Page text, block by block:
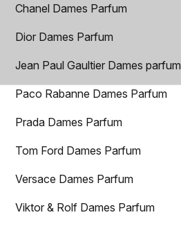
Chanel Dames Parfum
Dior Dames Parfum
Jean Paul Gaultier Dames parfum
Paco Rabanne Dames Parfum
Prada Dames Parfum
Tom Ford Dames Parfum
Versace Dames Parfum
Viktor & Rolf Dames Parfum